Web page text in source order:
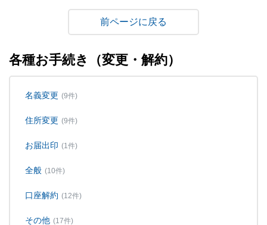
戻る
各種お手続き（変更・解約）
名義変更 (9件)
住所変更 (9件)
お届出印 (1件)
全般 (10件)
口座解約 (12件)
その他 (17件)